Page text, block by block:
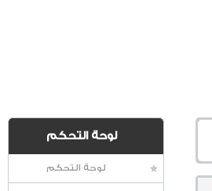
لوحة التحكم
لوحة التحكم